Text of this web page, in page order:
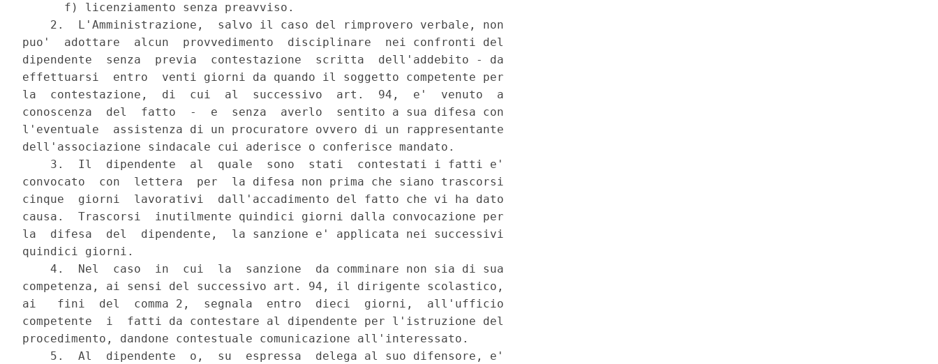
      f) licenziamento senza preavviso.
    2.  L'Amministrazione,  salvo il caso del rimprovero verbale, non
puo'  adottare  alcun  provvedimento  disciplinare  nei confronti del
dipendente  senza  previa  contestazione  scritta  dell'addebito - da
effettuarsi  entro  venti giorni da quando il soggetto competente per
la  contestazione,  di  cui  al  successivo  art.  94,  e'  venuto  a
conoscenza  del  fatto  -  e  senza  averlo  sentito a sua difesa con
l'eventuale  assistenza di un procuratore ovvero di un rappresentante
dell'associazione sindacale cui aderisce o conferisce mandato.
    3.  Il  dipendente  al  quale  sono  stati  contestati i fatti e'
convocato  con  lettera  per  la difesa non prima che siano trascorsi
cinque  giorni  lavorativi  dall'accadimento del fatto che vi ha dato
causa.  Trascorsi  inutilmente quindici giorni dalla convocazione per
la  difesa  del  dipendente,  la sanzione e' applicata nei successivi
quindici giorni.
    4.  Nel  caso  in  cui  la  sanzione  da comminare non sia di sua
competenza, ai sensi del successivo art. 94, il dirigente scolastico,
ai   fini  del  comma 2,  segnala  entro  dieci  giorni,  all'ufficio
competente  i  fatti da contestare al dipendente per l'istruzione del
procedimento, dandone contestuale comunicazione all'interessato.
    5.  Al  dipendente  o,  su  espressa  delega al suo difensore, e'